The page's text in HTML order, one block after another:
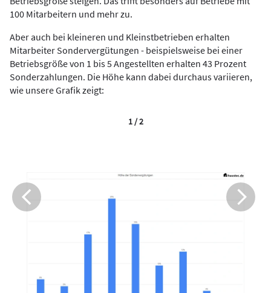
100 Mitarbeitern und mehr zu.
Aber auch bei kleineren und Kleinstbetrieben erhalten
Mitarbeiter Sondervergütungen - beispielsweise bei einer
Betriebsgröße von 1 bis 5 Angestellten erhalten 43 Prozent
Sonderzahlungen. Die Höhe kann dabei durchaus variieren,
wie unsere Grafik zeigt:
1 / 2